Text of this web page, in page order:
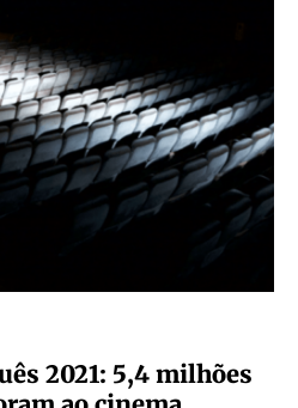
2021: 5,4 milhões